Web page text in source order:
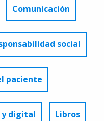
Comunicación
social
paciente
y digital Libros